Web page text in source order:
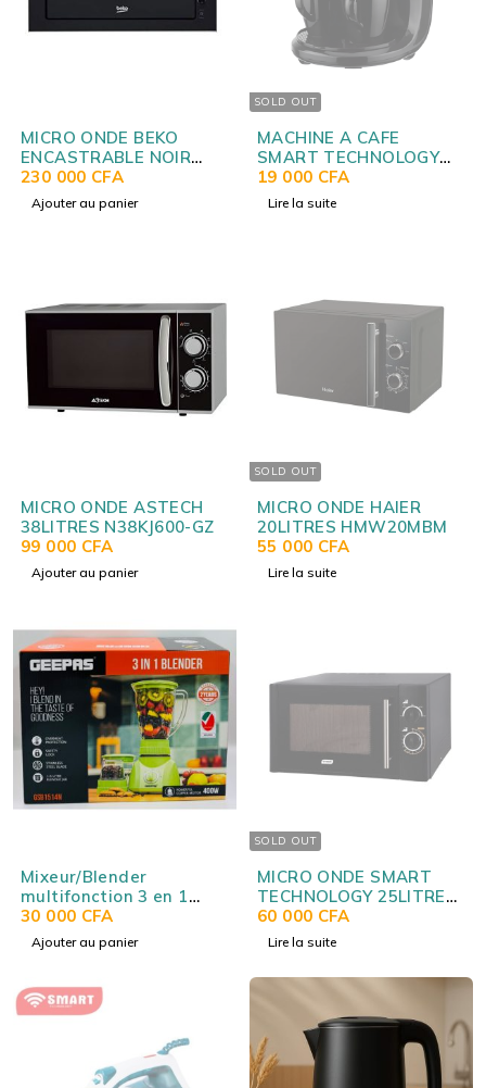
MICRO ONDE BEKO
ENCASTRABLE NOIR
BMG25333BG
230 000 CFA
Ajouter au panier
SOLD OUT
MACHINE A CAFE
SMART TECHNOLOGY
CAFTIERE 0.24LITRES
STPE-1202C
19 000 CFA
Lire la suite
MICRO ONDE ASTECH
38LITRES N38KJ600-GZ
99 000 CFA
Ajouter au panier
SOLD OUT
MICRO ONDE HAIER
20LITRES HMW20MBM
55 000 CFA
Lire la suite
Mixeur/Blender
multifonction 3 en 1
400W GEEPAS
GSB1514N
30 000 CFA
Ajouter au panier
SOLD OUT
MICRO ONDE SMART
TECHNOLOGY 25LITRES
NOIR STMW-25M
60 000 CFA
Lire la suite